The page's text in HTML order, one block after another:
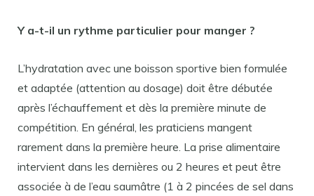
Y a-t-il un rythme particulier pour manger ?
L’hydratation avec une boisson sportive bien formulée
et adaptée (attention au dosage) doit être débutée
après l’échauffement et dès la première minute de
compétition. En général, les praticiens mangent
rarement dans la première heure. La prise alimentaire
intervient dans les dernières ou 2 heures et peut être
associée à de l’eau saumâtre (1 à 2 pincées de sel dans